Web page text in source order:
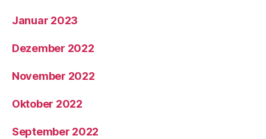
Januar 2023
Dezember 2022
November 2022
Oktober 2022
September 2022